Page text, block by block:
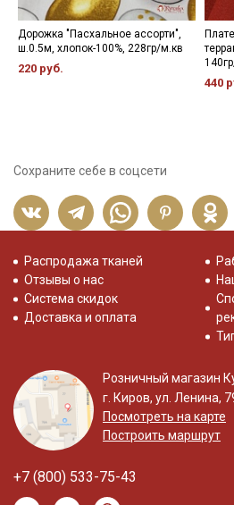
Дорожка "Пасхальное ассорти",
ш.0.5м, хлопок-100%, 228гр/м.кв
220 руб.
440
Сохраните себе в соцсети
Распродажа тканей
Отзывы о нас
Система скидок
Доставка и оплата
Розничный магазин
г. Киров, ул. Ленина,
Посмотреть на карте
Построить маршрут
+7 (800) 533-75-43